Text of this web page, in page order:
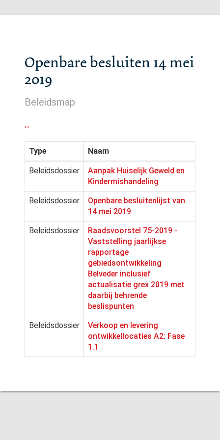
Openbare besluiten 14 mei
2019
Beleidsmap
..
Type Naam
Beleidsdossier
Aanpak Huiselijk Geweld en
Kindermishandeling
Beleidsdossier
Openbare besluitenlijst van
14 mei 2019
Beleidsdossier
Raadsvoorstel 75-2019 -
Vaststelling jaarlijkse
rapportage
gebiedsontwikkeling
Belveder inclusief
actualisatie grex 2019 met
daarbij behrende
beslispunten
Beleidsdossier
Verkoop en levering
ontwikkellocaties A2: Fase
1.1